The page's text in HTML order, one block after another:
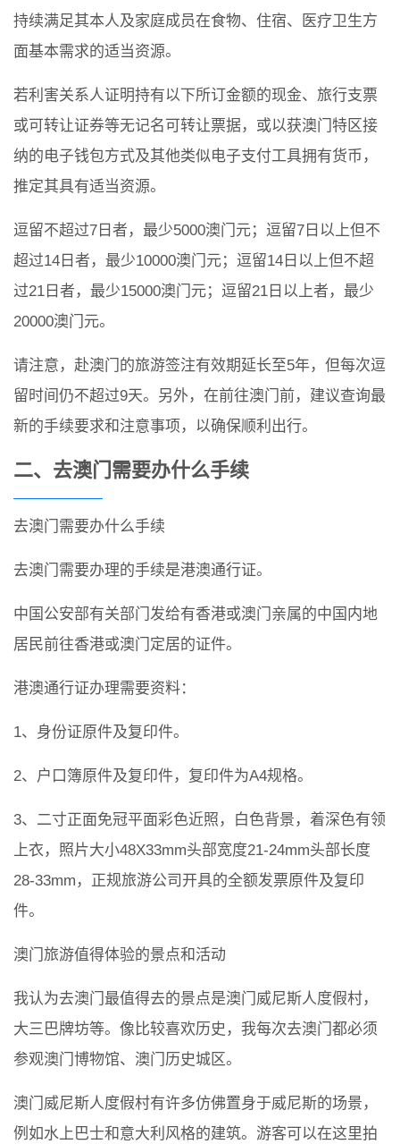
持续满足其本人及家庭成员在食物、住宿、医疗卫生方
面基本需求的适当资源。
若利害关系人证明持有以下所订金额的现金、旅行支票
或可转让证券等无记名可转让票据，或以获澳门特区接
纳的电子钱包方式及其他类似电子支付工具拥有货币，
推定其具有适当资源。
逗留不超过7日者，最少5000澳门元；逗留7日以上但不
超过14日者，最少10000澳门元；逗留14日以上但不超
过21日者，最少15000澳门元；逗留21日以上者，最少
20000澳门元。
请注意，赴澳门的旅游签注有效期延长至5年，但每次逗
留时间仍不超过9天。另外，在前往澳门前，建议查询最
新的手续要求和注意事项，以确保顺利出行。
二、去澳门需要办什么手续
去澳门需要办什么手续
去澳门需要办理的手续是港澳通行证。
中国公安部有关部门发给有香港或澳门亲属的中国内地
居民前往香港或澳门定居的证件。
港澳通行证办理需要资料：
1、身份证原件及复印件。
2、户口簿原件及复印件，复印件为A4规格。
3、二寸正面免冠平面彩色近照，白色背景，着深色有领
上衣，照片大小48X33mm头部宽度21-24mm头部长度
28-33mm，正规旅游公司开具的全额发票原件及复印
件。
澳门旅游值得体验的景点和活动
我认为去澳门最值得去的景点是澳门威尼斯人度假村，
大三巴牌坊等。像比较喜欢历史，我每次去澳门都必须
参观澳门博物馆、澳门历史城区。
澳门威尼斯人度假村有许多仿佛置身于威尼斯的场景，
例如水上巴士和意大利风格的建筑。游客可以在这里拍